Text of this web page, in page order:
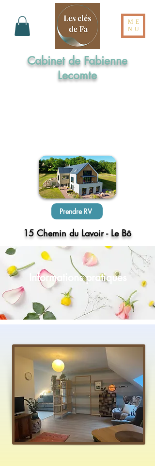
ME
NU
Prendre RV
Cabinet de Fabienne
Lecomte
15 Chemin du Lavoir - Le Bô
Informations pratiques